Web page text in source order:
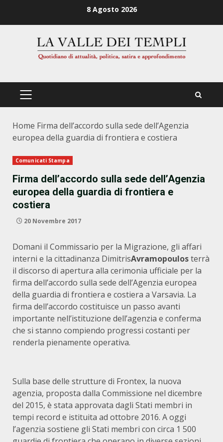
8 Agosto 2026
PRIMÄRES
Home Firma dell’accordo sulla sede dell’Agenzia
europea della guardia di frontiera e costiera
Comunicati Stampa
Firma dell’accordo sulla sede dell’Agenzia
europea della guardia di frontiera e
costiera
20 Novembre 2017
Domani il Commissario per la Migrazione, gli affari
interni e la cittadinanza DimitrisAvramopoulosterrà
il discorso di apertura alla cerimonia ufficiale per la
firma dell’accordo sulla sede dell’Agenzia europea
della guardia di frontiera e costiera a Varsavia. La
firma dell’accordo costituisce un passo avanti
importante nell’istituzione dell’agenzia e conferma
che si stanno compiendo progressi costanti per
renderla pienamente operativa.
Sulla base delle strutture di Frontex, la nuova
agenzia, proposta dalla Commissione nel dicembre
del 2015, è stata approvata dagli Stati membri in
tempi record e istituita ad ottobre 2016. A oggi
l’agenzia sostiene gli Stati membri con circa 1 500